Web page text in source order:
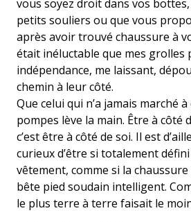
vous soyez droit dans vos
petits souliers ou que vous
après avoir trouvé chaussure à
était inéluctable que mes grolles
indépendance, me laissant,
chemin à leur côté.
Que celui qui n’a jamais marché
pompes lève la main. Être à côté
c’est être à côté de soi. Il est
curieux d’être si totalement
vêtement, comme si la
bête pied soudain intelligent.
le plus terre à terre faisait le